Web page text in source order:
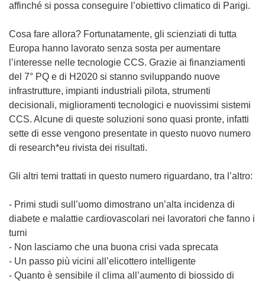
affinché si possa conseguire l’obiettivo climatico di Parigi.
Cosa fare allora? Fortunatamente, gli scienziati di tutta
Europa hanno lavorato senza sosta per aumentare
l’interesse nelle tecnologie CCS. Grazie ai finanziamenti
del 7° PQ e di H2020 si stanno sviluppando nuove
infrastrutture, impianti industriali pilota, strumenti
decisionali, miglioramenti tecnologici e nuovissimi sistemi
CCS. Alcune di queste soluzioni sono quasi pronte, infatti
sette di esse vengono presentate in questo nuovo numero
di research*eu rivista dei risultati.
Gli altri temi trattati in questo numero riguardano, tra l’altro:
- Primi studi sull’uomo dimostrano un’alta incidenza di
diabete e malattie cardiovascolari nei lavoratori che fanno i
turni
- Non lasciamo che una buona crisi vada sprecata
- Un passo più vicini all’elicottero intelligente
- Quanto è sensibile il clima all’aumento di biossido di